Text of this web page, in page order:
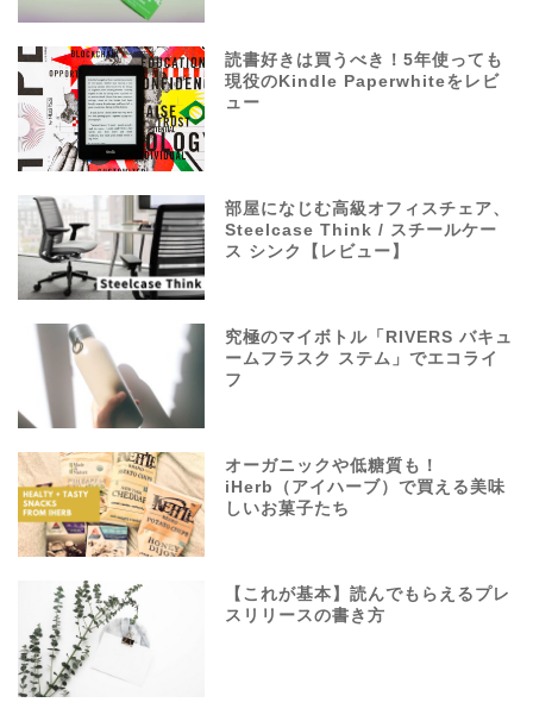
読書好きは買うべき！5年使っても
現役のKindle Paperwhiteをレビ
ュー
部屋になじむ高級オフィスチェア、
Steelcase Think / スチールケー
ス シンク【レビュー】
究極のマイボトル「RIVERS バキュ
ームフラスク ステム」でエコライ
フ
オーガニックや低糖質も！
iHerb（アイハーブ）で買える美味
しいお菓子たち
【これが基本】読んでもらえるプレ
スリリースの書き方